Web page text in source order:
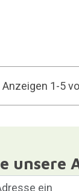
Anzeigen 1-5
unsere